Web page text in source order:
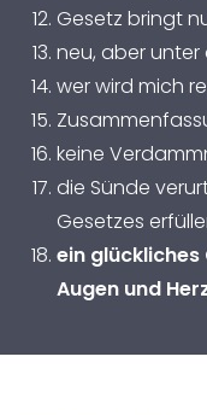
Gesetz bringt
neu, aber
wer wird mich
keine
die Sünde
Gesetzes
ein
Augen und